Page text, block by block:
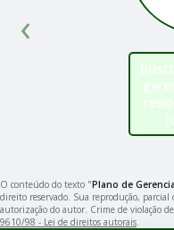
‹
O conteúdo do texto "Plano de
direito reservado. Sua reprodução,
autorização do autor. Crime de violação
9610/98 - Lei de direitos autorais.